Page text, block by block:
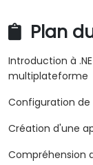
Plan
Introduction à
multiplateforme
Configuration
Création d'une
Compréhension